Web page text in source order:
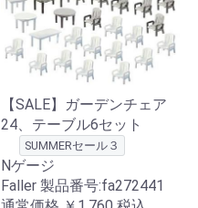
【SALE】ガーデンチェア
24、テーブル6セット
SUMMERセール３
Nゲージ
Faller 製品番号:fa272441